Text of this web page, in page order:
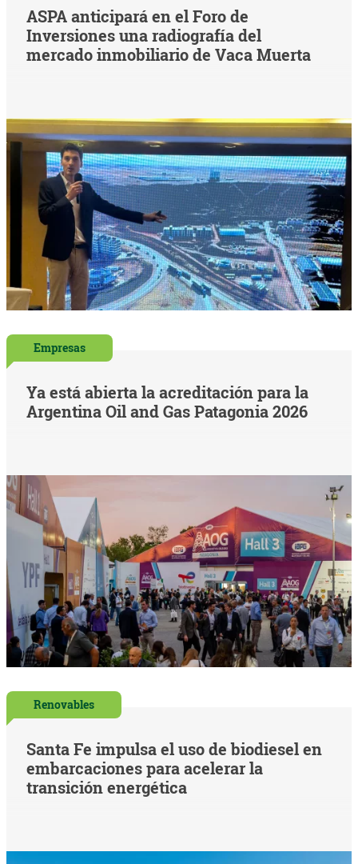
ASPA anticipará en el Foro de
Inversiones una radiografía del
mercado inmobiliario de Vaca Muerta
Empresas
Ya está abierta la acreditación para la
Argentina Oil and Gas Patagonia 2026
Renovables
Santa Fe impulsa el uso de biodiesel en
embarcaciones para acelerar la
transición energética